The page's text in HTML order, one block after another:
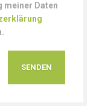
meiner Daten